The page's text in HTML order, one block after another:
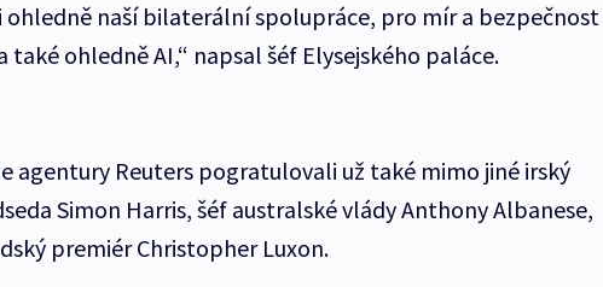
ohledně naší bilaterální spolupráce, pro mír a bezpečnost
také ohledně AI,“ napsal šéf Elysejského paláce.
agentury Reuters pogratulovali už také mimo jiné irský
Simon Harris, šéf australské vlády Anthony Albanese,
premiér Christopher Luxon.